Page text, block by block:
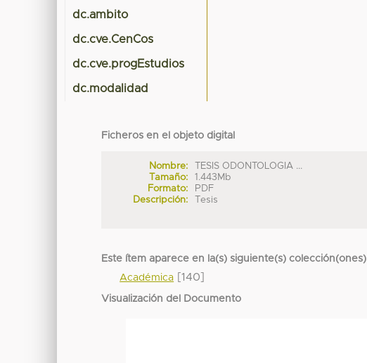
dc.ambito
dc.cve.CenCos
dc.cve.progEstudios
dc.modalidad
Ficheros en el objeto digital
Nombre:
TESIS ODONTOLOGIA ...
Tamaño:
1.443Mb
Formato:
PDF
Descripción:
Tesis
Este ítem aparece en la(s) siguiente(s) colección(ones)
Académica [140]
Visualización del Documento